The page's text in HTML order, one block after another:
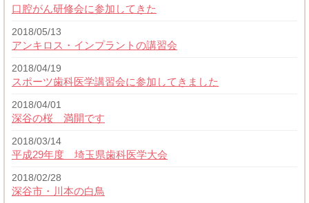
口腔がん研修会に参加してきた
2018/05/13
アンキロス・インプラントの講習会
2018/04/19
スポーツ歯科医学講習会に参加してきました
2018/04/01
深谷の桜 満開です
2018/03/14
平成29年度 埼玉県歯科医学大会
2018/02/28
深谷市・川本の白鳥